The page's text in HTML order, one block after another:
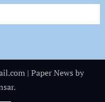
| Paper News by
.